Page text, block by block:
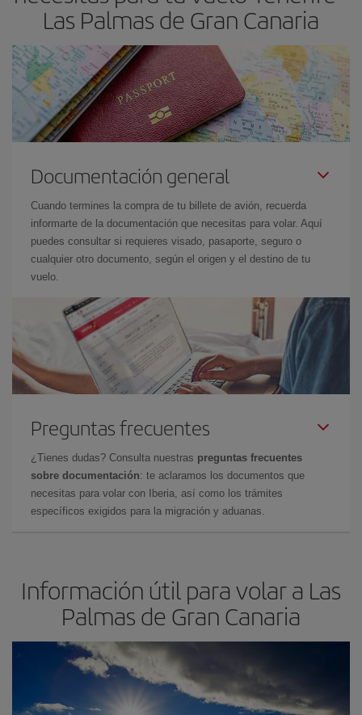
Las Palmas de Gran Canaria
Documentación general
Cuando termines la compra de tu billete de avión, recuerda
informarte de la documentación que necesitas para volar. Aquí
puedes consultar si requieres visado, pasaporte, seguro o
cualquier otro documento, según el origen y el destino de tu
vuelo.
Preguntas frecuentes
¿Tienes dudas? Consulta nuestras preguntas frecuentes
sobre documentación: te aclaramos los documentos que
necesitas para volar con Iberia, así como los trámites
específicos exigidos para la migración y aduanas.
Información útil para volar a Las
Palmas de Gran Canaria